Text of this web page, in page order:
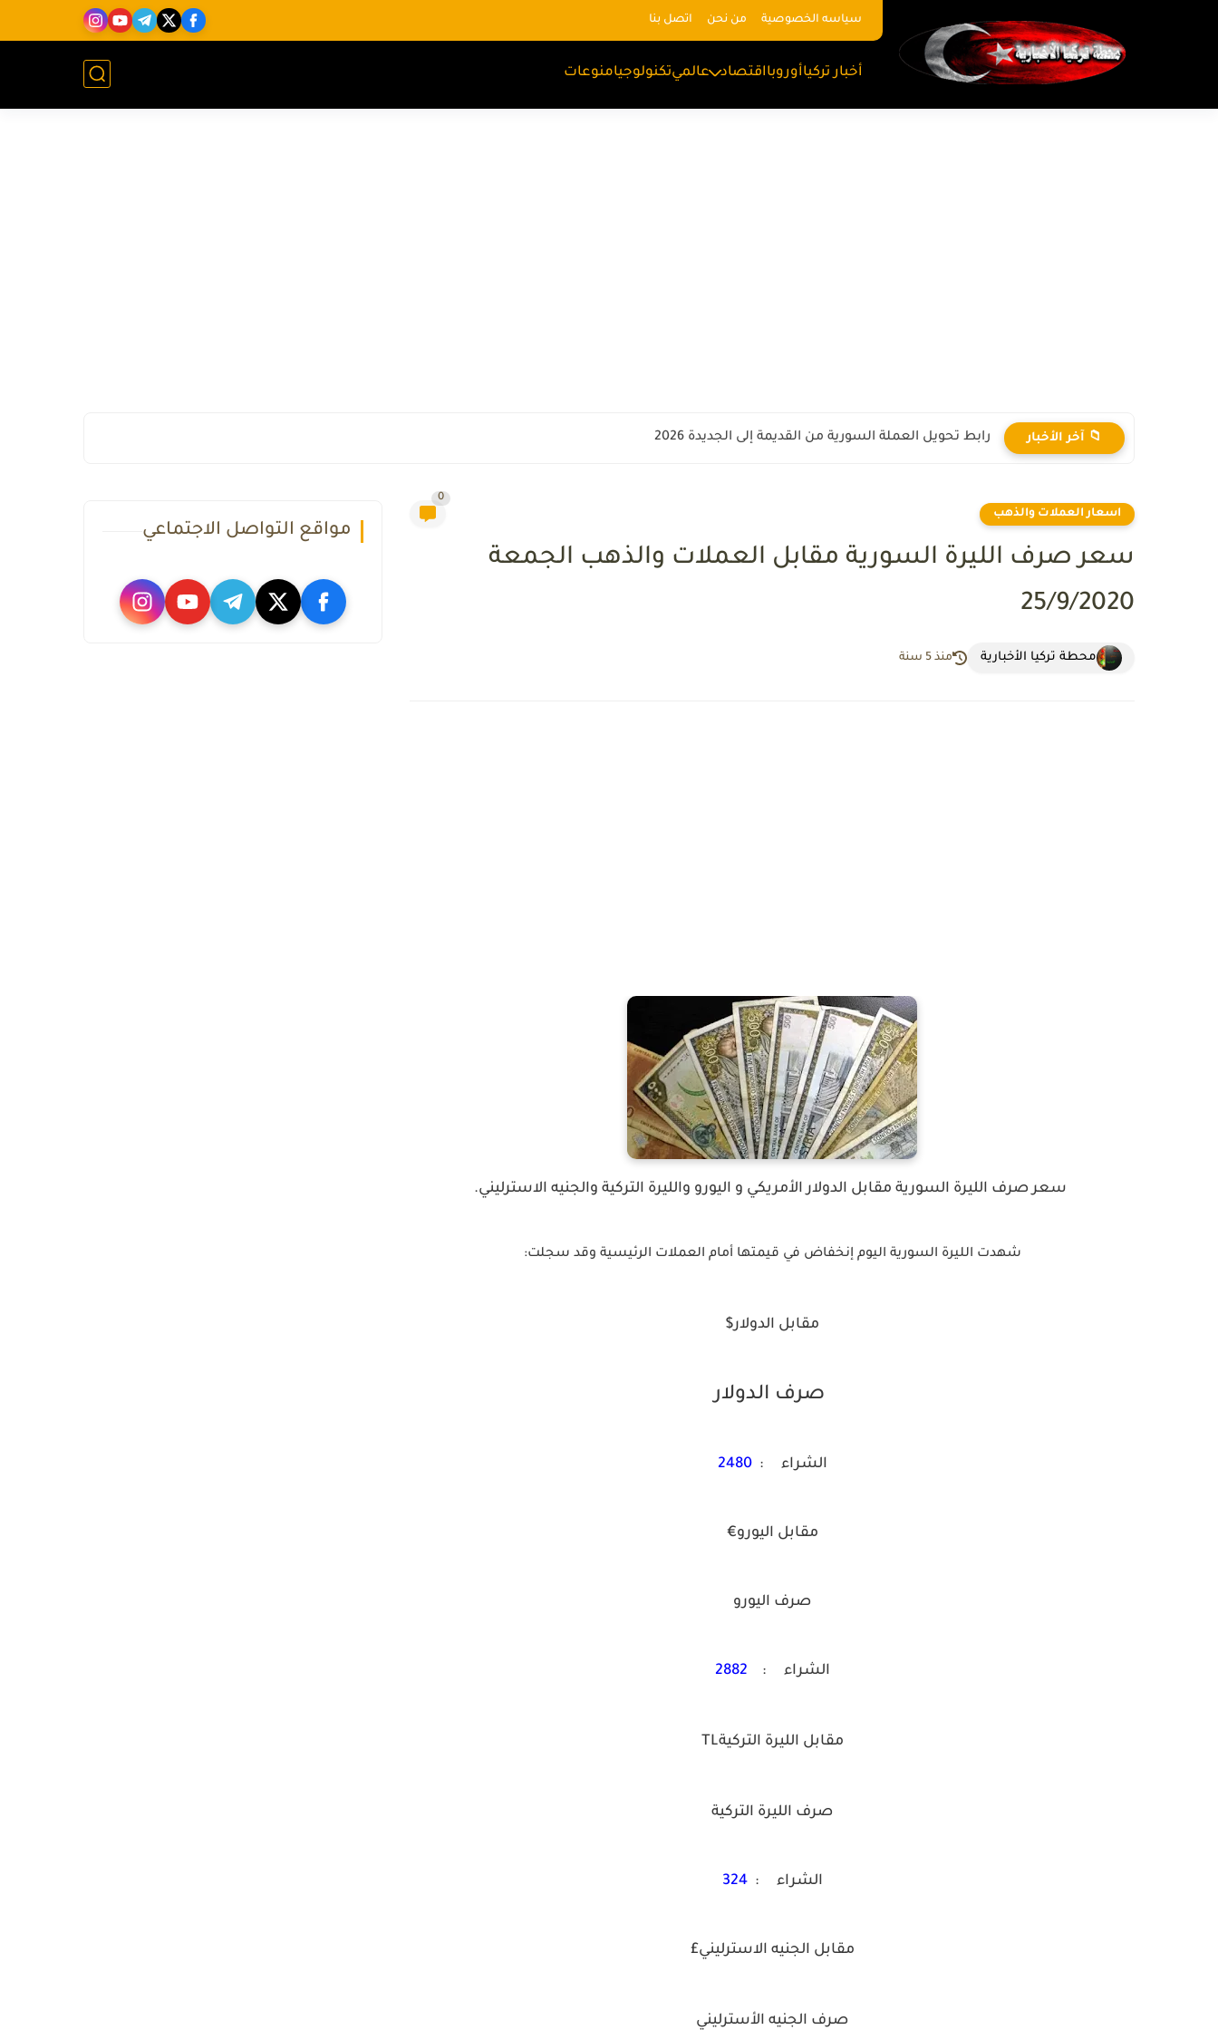
سياسه الخصوصية من نحن اتصل بنا
أخبار تركياأوروبااقتصاد عالميتكنولوجيامنوعات
📁 آخر الأخبار رابط تحويل العملة السورية من القديمة إلى الجديدة 2026
اسعار العملات والذهب
0
سعر صرف الليرة السورية مقابل العملات والذهب الجمعة
25/9/2020
محطة تركيا الأخبارية منذ 5 سنة
سعر صرف الليرة السورية مقابل الدولار الأمريكي و اليورو والليرة التركية والجنيه الاسترليني.
شهدت الليرة السورية اليوم إنخفاض في قيمتها أمام العملات الرئيسية وقد سجلت:
مقابل الدولار$
صرف الدولار
الشراء :2480
مقابل اليورو€
صرف اليورو
الشراء : 2882
مقابل الليرة التركيةTL
صرف الليرة التركية
الشراء :324
مقابل الجنيه الاسترليني£
صرف الجنيه الأسترليني
مواقع التواصل الاجتماعي